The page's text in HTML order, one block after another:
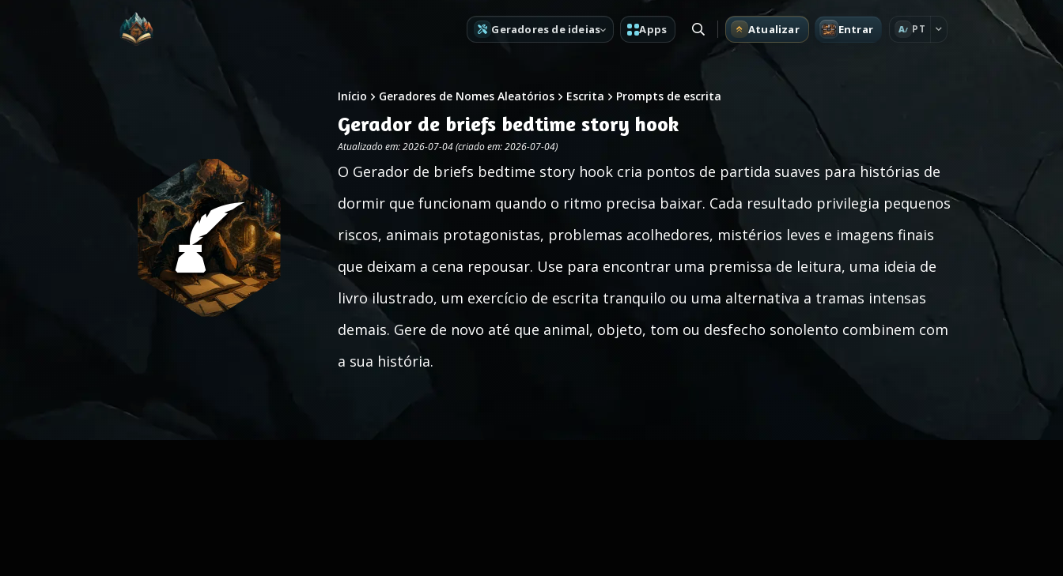
Geradores de ideias Apps Atualizar Entrar A PT
Início Geradores de Nomes Aleatórios Escrita Prompts de escrita
Gerador de briefs bedtime story hook
Atualizado em: 2026-07-04 (criado em: 2026-07-04)
O Gerador de briefs bedtime story hook cria pontos de partida suaves para histórias de
dormir que funcionam quando o ritmo precisa baixar. Cada resultado privilegia pequenos
riscos, animais protagonistas, problemas acolhedores, mistérios leves e imagens finais
que deixam a cena repousar. Use para encontrar uma premissa de leitura, uma ideia de
livro ilustrado, um exercício de escrita tranquilo ou uma alternativa a tramas intensas
demais. Gere de novo até que animal, objeto, tom ou desfecho sonolento combinem com
a sua história.